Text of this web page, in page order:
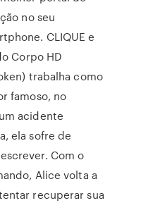
no seu
CLIQUE e
Corpo HD
trabalha como
famoso, no
acidente
ela sofre de
Com o
Alice volta a
recuperar sua